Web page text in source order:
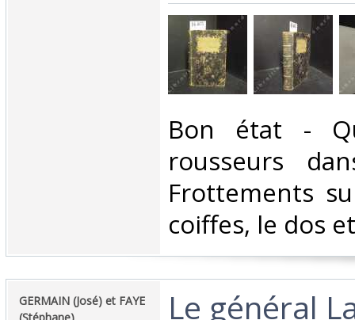
‎Bon état -
rousseurs
Frottements
coiffes, le dos
‎GERMAIN (José) et FAYE
‎Le général